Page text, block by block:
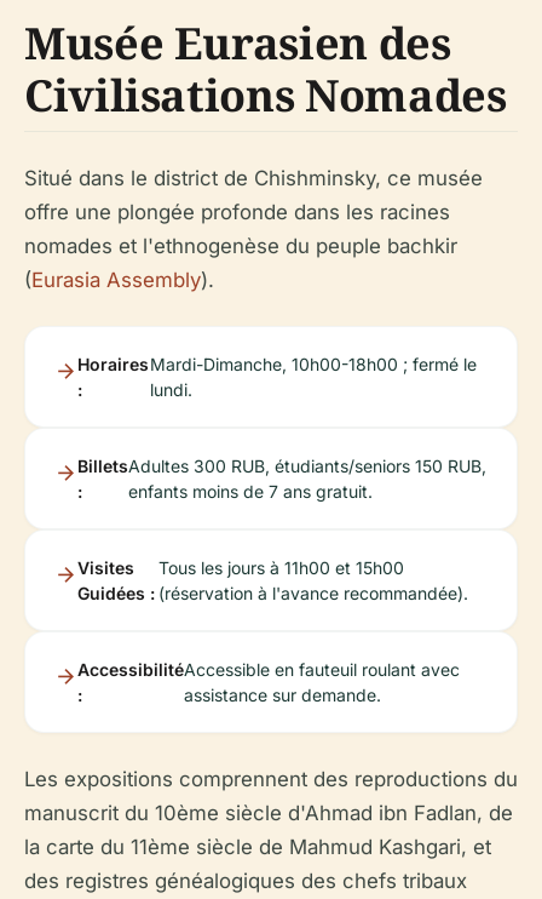
Musée Eurasien des
Civilisations Nomades
Situé dans le district de Chishminsky, ce musée
offre une plongée profonde dans les racines
nomades et l'ethnogenèse du peuple bachkir
(Eurasia Assembly).
Horaires
:
Mardi-Dimanche, 10h00-18h00 ; fermé le
lundi.
Billets
:
Adultes 300 RUB, étudiants/seniors 150 RUB,
enfants moins de 7 ans gratuit.
Visites
Guidées :
Tous les jours à 11h00 et 15h00
(réservation à l'avance recommandée).
Accessibilité
:
Accessible en fauteuil roulant avec
assistance sur demande.
Les expositions comprennent des reproductions du
manuscrit du 10ème siècle d'Ahmad ibn Fadlan, de
la carte du 11ème siècle de Mahmud Kashgari, et
des registres généalogiques des chefs tribaux